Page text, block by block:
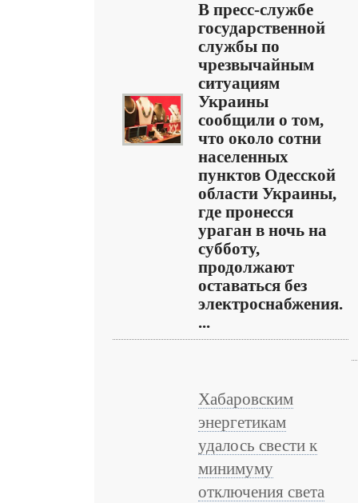
В пресс-службе
государственной
службы по
чрезвычайным
ситуациям
Украины
сообщили о том,
что около сотни
населенных
пунктов Одесской
области Украины,
где пронесся
ураган в ночь на
субботу,
продолжают
оставаться без
электроснабжения.
...
Хабаровским
энергетикам
удалось свести к
минимуму
отключения света